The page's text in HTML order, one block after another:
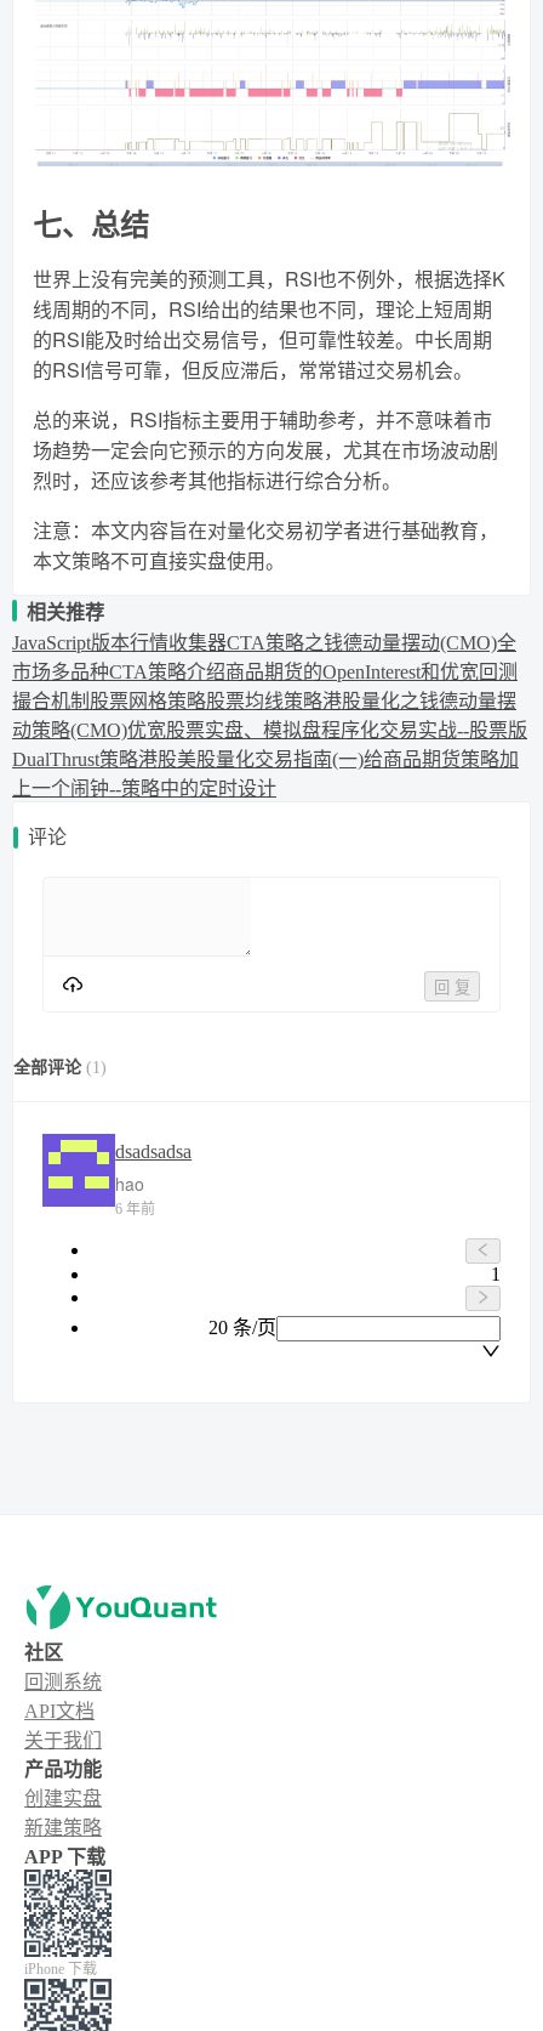
七、总结
世界上没有完美的预测工具，RSI也不例外，根据选择K
线周期的不同，RSI给出的结果也不同，理论上短周期
的RSI能及时给出交易信号，但可靠性较差。中长周期
的RSI信号可靠，但反应滞后，常常错过交易机会。
总的来说，RSI指标主要用于辅助参考，并不意味着市
场趋势一定会向它预示的方向发展，尤其在市场波动剧
烈时，还应该参考其他指标进行综合分析。
注意：本文内容旨在对量化交易初学者进行基础教育，
本文策略不可直接实盘使用。
相关推荐
JavaScript版本行情收集器CTA策略之钱德动量摆动(CMO)全
市场多品种CTA策略介绍商品期货的OpenInterest和优宽回测
撮合机制 股票网格策略股票均线策略港股量化之钱德动量摆
动策略(CMO)优宽股票实盘、模拟盘程序化交易实战--股票版
DualThrust策略港股美股量化交易指南(一)给商品期货策略加
上一个闹钟--策略中的定时设计
评论
回 复
全部评论 (1 )
dsadsadsa
hao
6 年前
1
20 条/页
社区
回测系统
API文档
关于我们
产品功能
创建实盘
新建策略
APP 下载
iPhone 下载